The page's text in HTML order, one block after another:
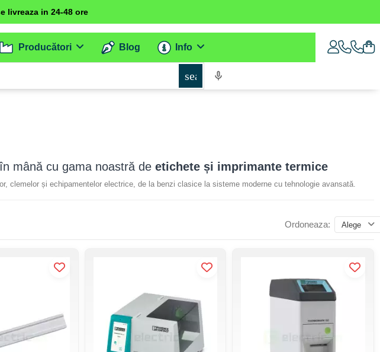
livreaza in 24-48 ore
Producători Blog Info
search
mână cu gama noastră de etichete și imprimante termice
clemelor și echipamentelor electrice, de la benzi clasice la sisteme moderne cu tehnologie avansată.
Ordoneaza: Alege